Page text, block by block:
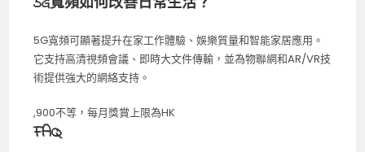
5G寬頻可顯著提升在家工作體驗、娛樂質量和智能家居應用。
它支持高清視頻會議、即時大文件傳輸，並為物聯網和AR/VR技
術提供強大的網絡支持。
,900不等，每月獎賞上限為HK
FAQ